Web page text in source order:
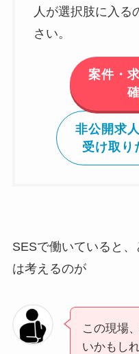
人が選択肢に入る
さい。
案件・
非公開求
受け取り
SESで働いていると
は考えるのが
この現場
いかもし